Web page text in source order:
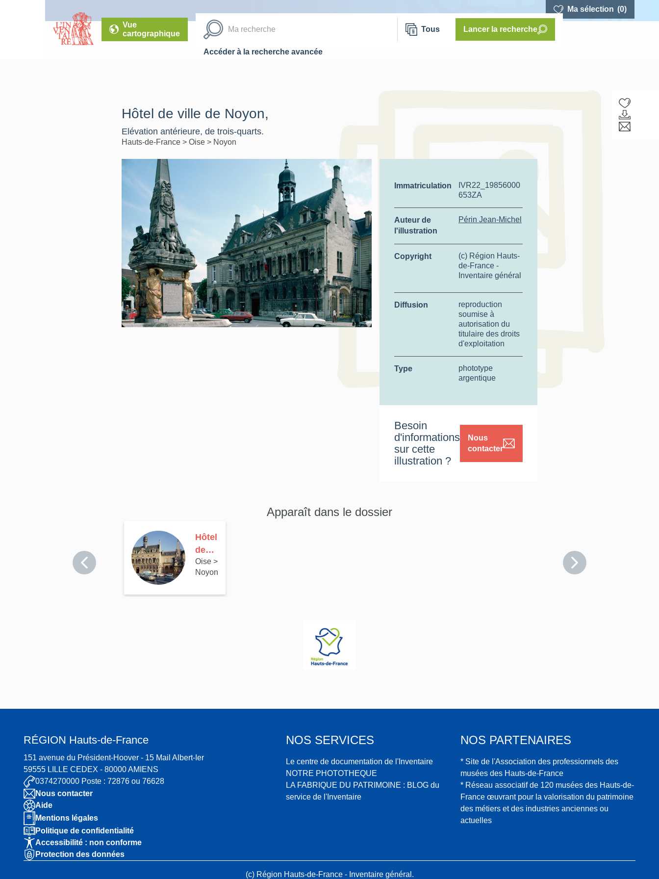
Ma sélection (0)
Vue
cartographique
Tous Lancer la recherche
Accéder à la recherche avancée
Hôtel de ville de Noyon,
Elévation antérieure, de trois-quarts.
Hauts-de-France > Oise > Noyon
Immatriculation
IVR22_19856000
653ZA
Auteur de
l'illustration
Périn Jean-Michel
Copyright
(c) Région Hauts-
de-France -
Inventaire général
Diffusion
reproduction
soumise à
autorisation du
titulaire des droits
d'exploitation
Type
phototype
argentique
Besoin
d'informations
sur cette
illustration ?
Nous
contacter
Apparaît dans le dossier
Hôtel
de
ville
de
Oise >
Noyon
RÉGION Hauts-de-France
151 avenue du Président-Hoover - 15 Mail Albert-Ier
59555 LILLE CEDEX - 80000 AMIENS
0374270000 Poste : 72876 ou 76628
Nous contacter
Aide
Mentions légales
Politique de confidentialité
Accessibilité : non conforme
Protection des données
NOS SERVICES
Le centre de documentation de l'Inventaire
NOTRE PHOTOTHEQUE
LA FABRIQUE DU PATRIMOINE : BLOG du
service de l'Inventaire
NOS PARTENAIRES
* Site de l'Association des professionnels des
musées des Hauts-de-France
* Réseau associatif de 120 musées des Hauts-de-
France œuvrant pour la valorisation du patrimoine
des métiers et des industries anciennes ou
actuelles
(c) Région Hauts-de-France - Inventaire général.